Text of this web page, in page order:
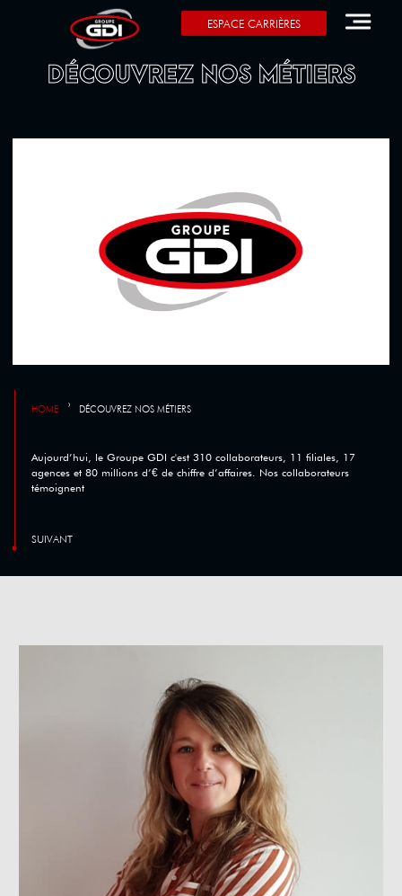
ESPACE CARRIÈRES
DÉCOUVREZ NOS MÉTIERS
HOME › DÉCOUVREZ NOS MÉTIERS
Aujourd’hui, le Groupe GDI c'est 310 collaborateurs, 11 filiales, 17
agences et 80 millions d’€ de chiffre d’affaires. Nos collaborateurs
témoignent
SUIVANT
SUIVANT